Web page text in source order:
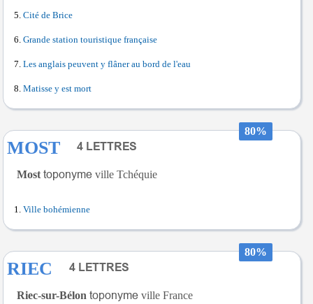
Cité de Brice
Grande station touristique française
Les anglais peuvent y flâner au bord de l'eau
Matisse y est mort
80%
MOST
Most ville Tchéquie
Ville bohémienne
80%
RIEC
Riec-sur-Bélon ville France